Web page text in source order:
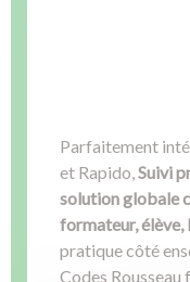
Parfaitement
et Rapido,Suivi
solution globale
formateur, élève,
pratique côté
Codes